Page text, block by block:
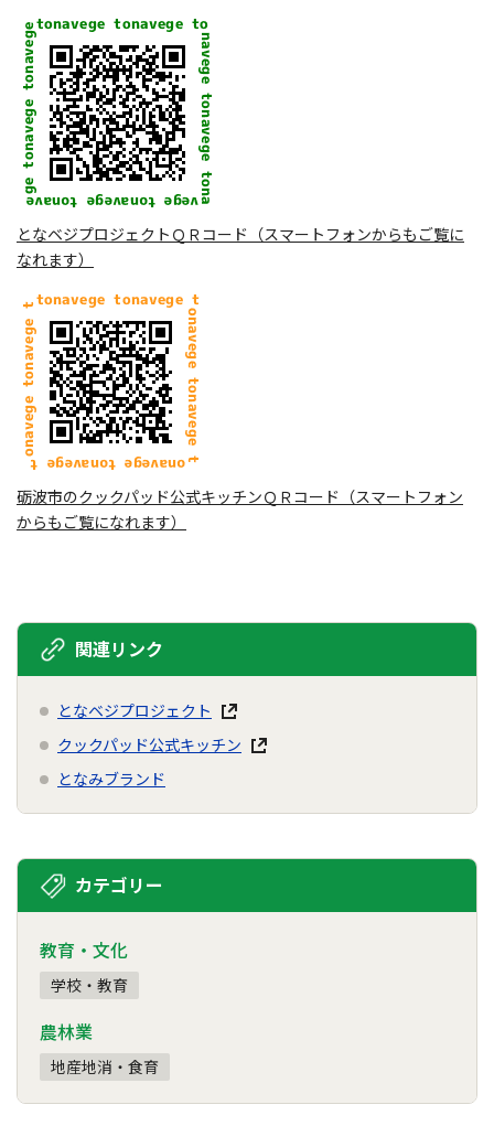
となベジプロジェクトＱＲコード（スマートフォンからもご覧に
なれます）
砺波市のクックパッド公式キッチンＱＲコード（スマートフォン
からもご覧になれます）
関連リンク
となベジプロジェクト
クックパッド公式キッチン
となみブランド
カテゴリー
教育・文化
学校・教育
農林業
地産地消・食育